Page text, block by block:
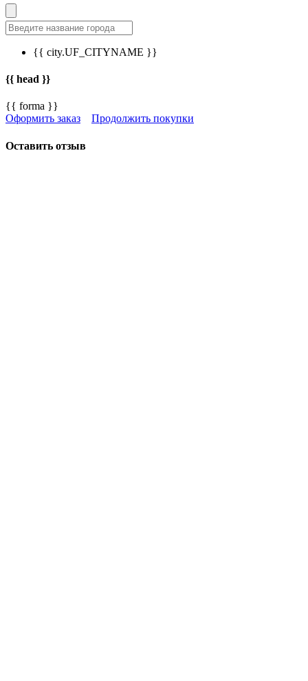
{{ city.UF_CITYNAME }}
{{ head }}
{{ forma }}
Оформить заказ
Продолжить покупки
Оставить отзыв